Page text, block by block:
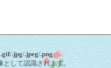
.gif/.jpg/.jpeg/.png
して認識されます。